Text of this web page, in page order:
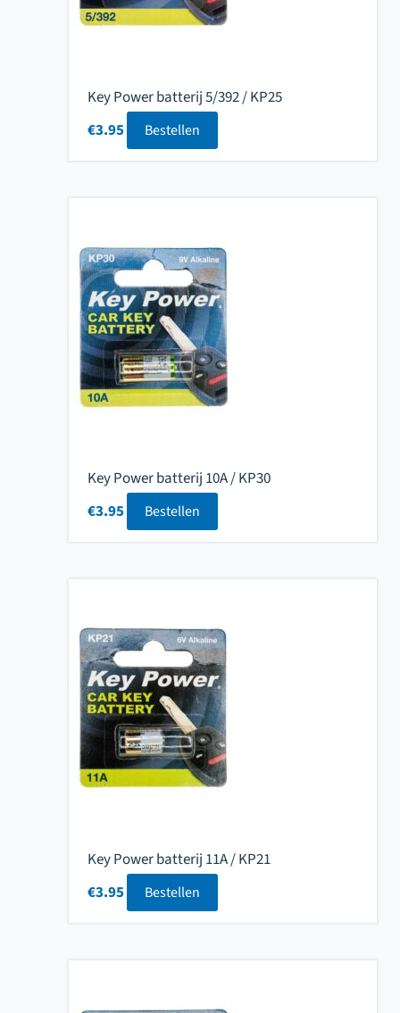
Key Power batterij 5/392 / KP25
€3.95 Bestellen
Key Power batterij 10A / KP30
€3.95 Bestellen
Key Power batterij 11A / KP21
€3.95 Bestellen